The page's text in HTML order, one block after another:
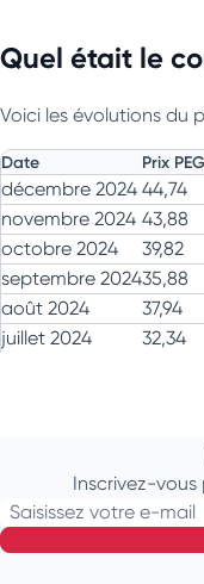
Octobre
30,880
Novembre 29,944
Moyenne 35,572
Quel était le
Voici les évolutions du
Date Prix
décembre 2024 44,74
novembre 2024 43,88
octobre 2024
39,82
septembre 202435,88
août 2024
37,94
juillet 2024
32,34
février 2024
24,90
janvier 2024
28,341
Prix de marché du gaz
Inscrivez-
Saisissez votre e-mail